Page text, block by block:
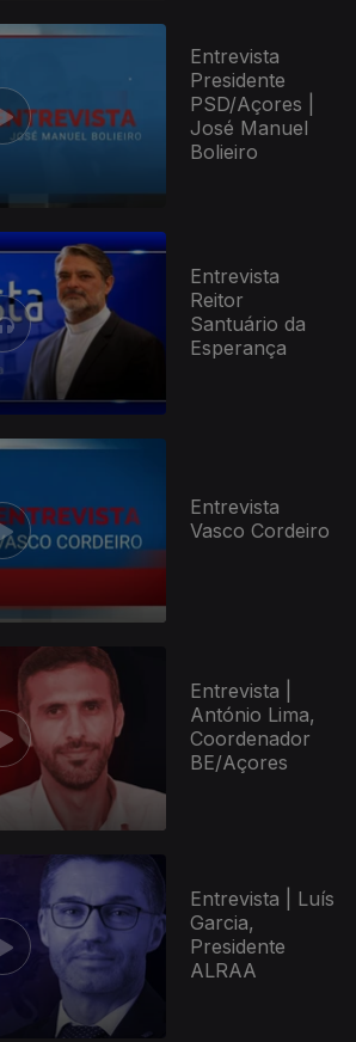
Entrevista
Presidente
PSD/Açores |
José Manuel
Bolieiro
Entrevista
Reitor
Santuário da
Esperança
Entrevista
Vasco Cordeiro
Entrevista |
António Lima,
Coordenador
BE/Açores
Entrevista | Luís
Garcia,
Presidente
ALRAA